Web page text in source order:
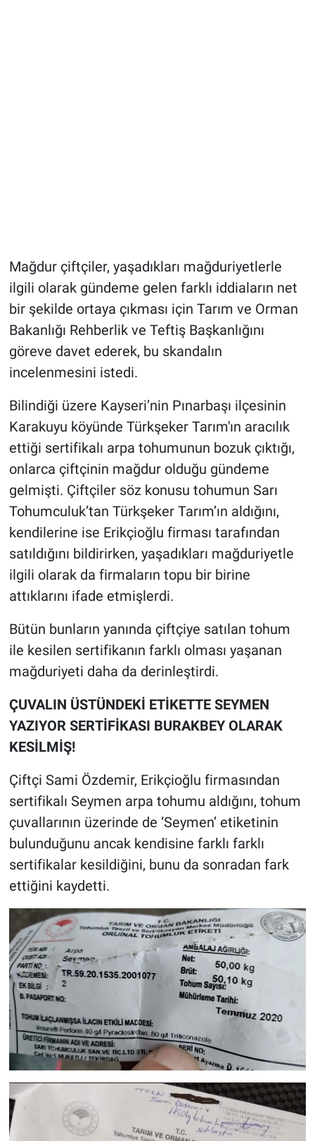
Mağdur çiftçiler, yaşadıkları mağduriyetlerle
ilgili olarak gündeme gelen farklı iddiaların net
bir şekilde ortaya çıkması için Tarım ve Orman
Bakanlığı Rehberlik ve Teftiş Başkanlığını
göreve davet ederek, bu skandalın
incelenmesini istedi.
Bilindiği üzere Kayseri’nin Pınarbaşı ilçesinin
Karakuyu köyünde Türkşeker Tarım'ın aracılık
ettiği sertifikalı arpa tohumunun bozuk çıktığı,
onlarca çiftçinin mağdur olduğu gündeme
gelmişti. Çiftçiler söz konusu tohumun Sarı
Tohumculuk’tan Türkşeker Tarım’ın aldığını,
kendilerine ise Erikçioğlu firması tarafından
satıldığını bildirirken, yaşadıkları mağduriyetle
ilgili olarak da firmaların topu bir birine
attıklarını ifade etmişlerdi.
Bütün bunların yanında çiftçiye satılan tohum
ile kesilen sertifikanın farklı olması yaşanan
mağduriyeti daha da derinleştirdi.
ÇUVALIN ÜSTÜNDEKİ ETİKETTE SEYMEN
YAZIYOR SERTİFİKASI BURAKBEY OLARAK
KESİLMİŞ!
Çiftçi Sami Özdemir, Erikçioğlu firmasından
sertifikalı Seymen arpa tohumu aldığını, tohum
çuvallarının üzerinde de ‘Seymen’ etiketinin
bulunduğunu ancak kendisine farklı farklı
sertifikalar kesildiğini, bunu da sonradan fark
ettiğini kaydetti.